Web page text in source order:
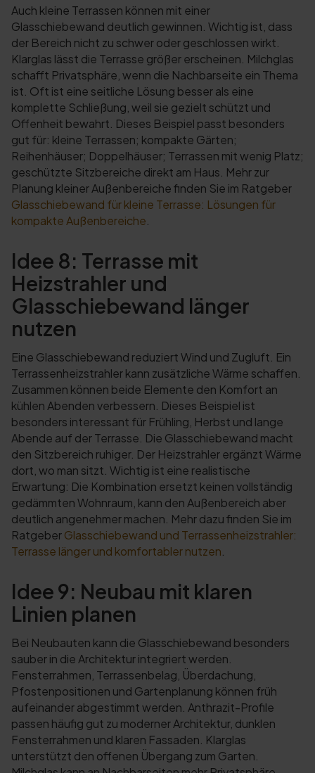
Auch kleine Terrassen können mit einer
Glasschiebewand deutlich gewinnen. Wichtig ist, dass
der Bereich nicht zu schwer oder geschlossen wirkt.
Klarglas lässt die Terrasse größer erscheinen. Milchglas
schafft Privatsphäre, wenn die Nachbarseite ein Thema
ist. Oft ist eine seitliche Lösung besser als eine
komplette Schließung, weil sie gezielt schützt und
Offenheit bewahrt. Dieses Beispiel passt besonders
gut für: kleine Terrassen; kompakte Gärten;
Reihenhäuser; Doppelhäuser; Terrassen mit wenig Platz;
geschützte Sitzbereiche direkt am Haus. Mehr zur
Planung kleiner Außenbereiche finden Sie im Ratgeber
Glasschiebewand für kleine Terrasse: Lösungen für
kompakte Außenbereiche
Idee 8: Terrasse mit
Heizstrahler und
Glasschiebewand länger
nutzen
Eine Glasschiebewand reduziert Wind und Zugluft. Ein
Terrassenheizstrahler kann zusätzliche Wärme schaffen.
Zusammen können beide Elemente den Komfort an
kühlen Abenden verbessern. Dieses Beispiel ist
besonders interessant für Frühling, Herbst und lange
Abende auf der Terrasse. Die Glasschiebewand macht
den Sitzbereich ruhiger. Der Heizstrahler ergänzt Wärme
dort, wo man sitzt. Wichtig ist eine realistische
Erwartung: Die Kombination ersetzt keinen vollständig
gedämmten Wohnraum, kann den Außenbereich aber
deutlich angenehmer machen. Mehr dazu finden Sie im
RatgeberGlasschiebewand und Terrassenheizstrahler:
Terrasse länger und komfortabler nutzen
Idee 9: Neubau mit klaren
Linien planen
Bei Neubauten kann die Glasschiebewand besonders
sauber in die Architektur integriert werden.
Fensterrahmen, Terrassenbelag, Überdachung,
Pfostenpositionen und Gartenplanung können früh
aufeinander abgestimmt werden. Anthrazit-Profile
passen häufig gut zu moderner Architektur, dunklen
Fensterrahmen und klaren Fassaden. Klarglas
unterstützt den offenen Übergang zum Garten.